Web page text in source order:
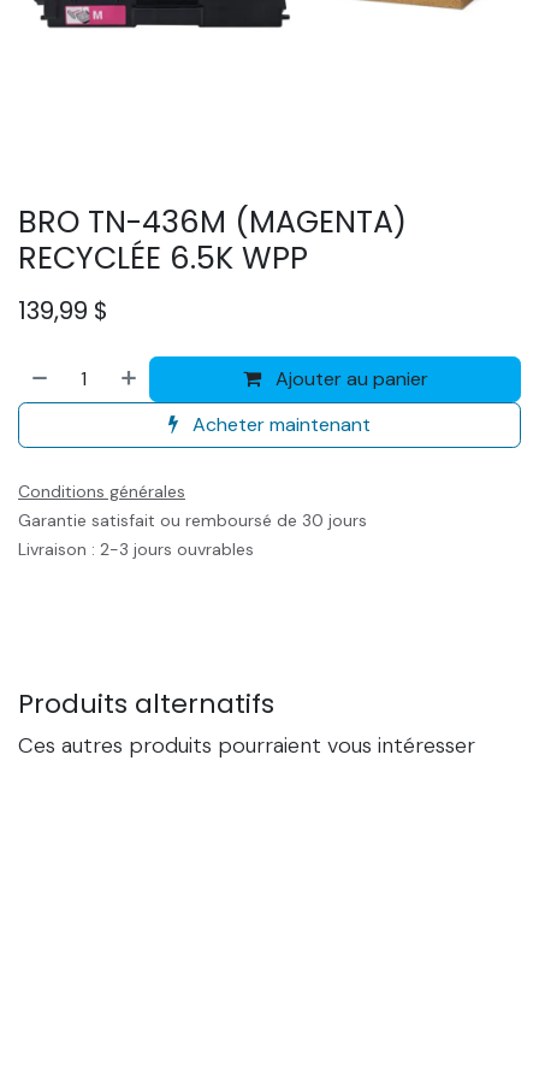
BRO TN-436M (MAGENTA)
RECYCLÉE 6.5K WPP
139,99 $
Ajouter au panier
Acheter maintenant
Conditions générales
Garantie satisfait ou remboursé de 30 jours
Livraison : 2-3 jours ouvrables
Produits alternatifs
Ces autres produits pourraient vous intéresser